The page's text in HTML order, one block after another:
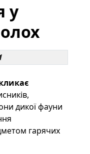
у
дикої фауни
гарячих